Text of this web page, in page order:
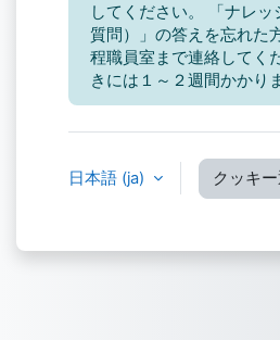
してください。 「ナレ
質問）」の答えを忘れた
程職員室まで連絡してく
きには１～２週間かかり
日本語 ‎(ja)‎ クッキ